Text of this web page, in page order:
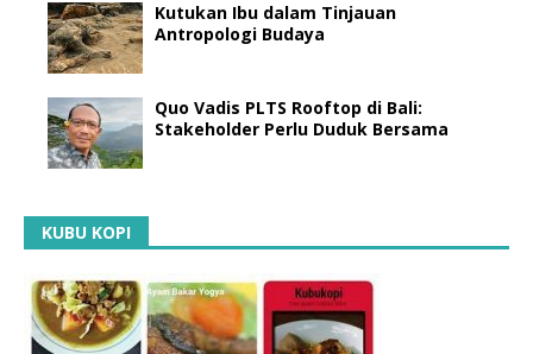
Kutukan Ibu dalam Tinjauan
Antropologi Budaya
Quo Vadis PLTS Rooftop di Bali:
Stakeholder Perlu Duduk Bersama
KUBU KOPI